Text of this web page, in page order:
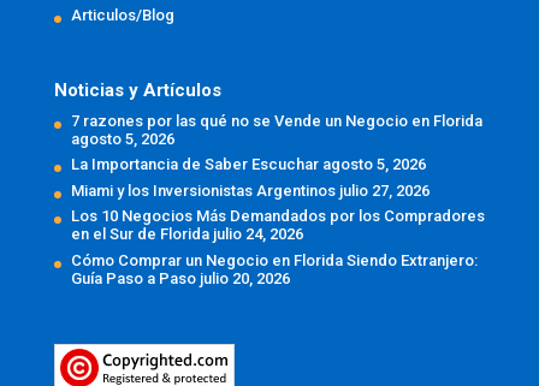
Articulos/Blog
Noticias y Artículos
7 razones por las qué no se Vende un Negocio en Florida
agosto 5, 2026
La Importancia de Saber Escuchar agosto 5, 2026
Miami y los Inversionistas Argentinos julio 27, 2026
Los 10 Negocios Más Demandados por los Compradores
en el Sur de Florida julio 24, 2026
Cómo Comprar un Negocio en Florida Siendo Extranjero:
Guía Paso a Paso julio 20, 2026